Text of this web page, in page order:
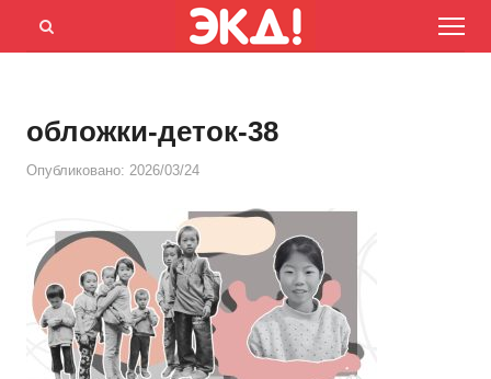
Menu
Открыть
обложки-деток-38
Опубликовано: 2026/03/24